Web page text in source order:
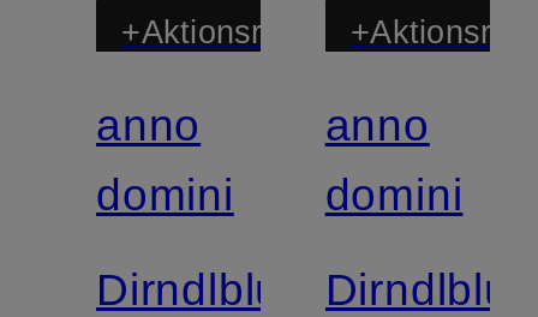
+Aktionsrabatt
anno
domini
Dirndlbluse
anno
domini